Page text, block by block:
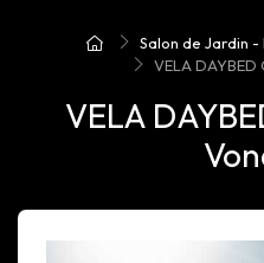
Salon de Jardin -
VELA
VELA